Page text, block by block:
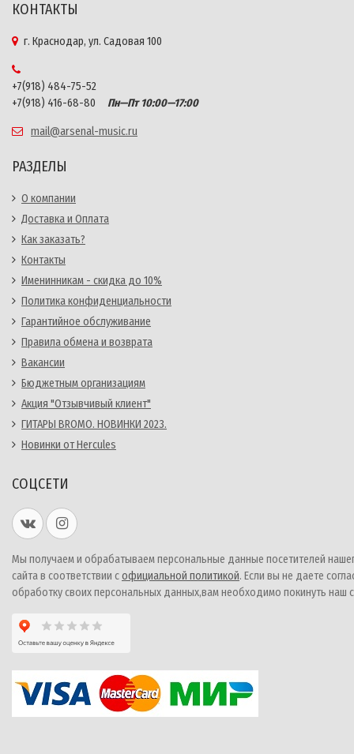
КОНТАКТЫ
г. Краснодар, ул. Садовая 100
+7(918) 484-75-52
+7(918) 416-68-80
Пн—Пт 10:00—17:00
mail@arsenal-music.ru
РАЗДЕЛЫ
О компании
Доставка и Оплата
Как заказать?
Контакты
Именинникам - скидка до 10%
Политика конфиденциальности
Гарантийное обслуживание
Правила обмена и возврата
Вакансии
Бюджетным организациям
Акция "Отзывчивый клиент"
ГИТАРЫ BROMO. НОВИНКИ 2023.
Новинки от Hercules
СОЦСЕТИ
Мы получаем и обрабатываем персональные данные посетителей
сайта в соответствии софициальной политикой. Если вы не даете
обработку своих персональных данных,вам необходимо покинуть наш